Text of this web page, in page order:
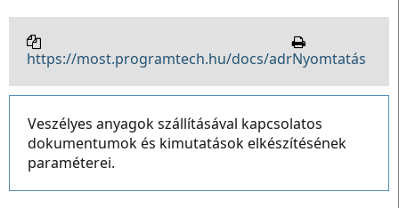
https://most.programtech.hu/docs/adrNyomtatás
Veszélyes anyagok szállításával kapcsolatos
dokumentumok és kimutatások elkészítésének
paraméterei.